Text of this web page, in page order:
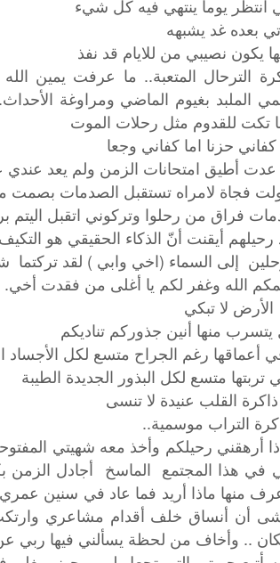
انتظر يوما ينتهي فيه كل شيء
بعده غد يشبهه
يكون نصيبي من للايام قد نفذ
الترحال المتعبة.. ما عرفت يمين
الملبد بغيوم الماضي ومراوغة
تكت للقدوم مثل رحلات الموت
كفاني حزنا اما كفاني وجعا
عدت أطيق امتحانات الزمن ولم يعد عندي
فجاة لامراه تستقبل الصدمات بصمت
فراق من رحلوا وتركوني اتقبل اليتم
رحيلهم أيقنت أنّ الذكاء الحقيقي هو
إلى السماء (اخي وابي ) لقد تركتما
الله وغفر لكم يا أغلى من فقدت أخي.
لا تبكي
يتسرب منها أنين جذوركم تناديكم
أعماقها رغم الجراح متسع لكل الأجساد
تربتها متسع لكل البذور الجديدة الطيبة
القلب عنيدة لا تنسى
التراب موسمية..
أرهقني رحيلكم وأخذ معه شهيتي
في هذا المجتمع الماسخ أجادل الزمن
منها ماذا أريد فما عاد في سنين عمري
أن أنساق خلف أقدام مشاعري وارتكب
.. وأخاف من لحظة يسألني فيها ربي